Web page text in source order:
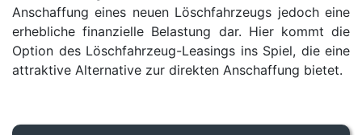
Anschaffung eines neuen Löschfahrzeugs jedoch eine
erhebliche finanzielle Belastung dar. Hier kommt die
Option des Löschfahrzeug-Leasings ins Spiel, die eine
attraktive Alternative zur direkten Anschaffung bietet.